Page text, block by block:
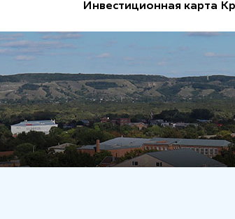
Инвестиционная карта